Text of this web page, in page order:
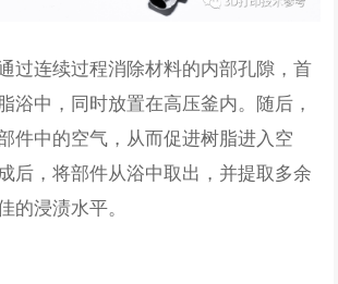
过连续过程消除材料的内部孔隙，首
浴中，同时放置在高压釜内。随后，
件中的空气，从而促进树脂进入空
后，将部件从浴中取出，并提取多余
的浸渍水平。